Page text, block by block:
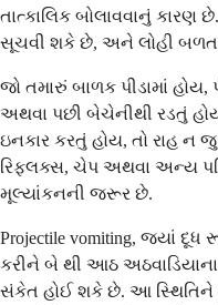
તાત્કાલિક બોલાવવાનું કારણ
સૂચવી શકે છે, અને લોહી
જો તમારું બાળક પીડામાં
અથવા પછી બેચેનીથી રડતું
ઇનકાર કરતું હોય, તો રાહ ન
રિફ્લક્સ, ચેપ અથવા અન્ય
મૂલ્યાંકનની જરૂર છે.
Projectile vomiting, જ્યાં દૂધ
કરીને બે થી આઠ અઠવાડિયાના
સંકેત હોઈ શકે છે. આ સ્થિતિને